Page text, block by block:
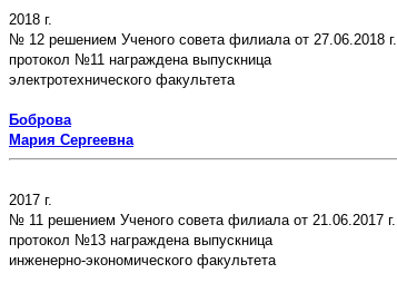
2018 г.
№ 12 решением Ученого совета филиала от 27.06.2018 г.
протокол №11 награждена выпускница
электротехнического факультета
Боброва
Мария Сергеевна
2017 г.
№ 11 решением Ученого совета филиала от 21.06.2017 г.
протокол №13 награждена выпускница
инженерно-экономического факультета